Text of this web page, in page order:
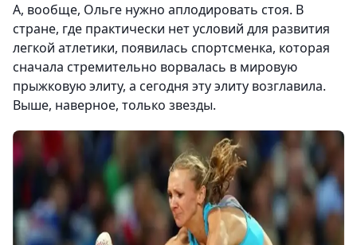
А, вообще, Ольге нужно аплодировать стоя. В
стране, где практически нет условий для развития
легкой атлетики, появилась спортсменка, которая
сначала стремительно ворвалась в мировую
прыжковую элиту, а сегодня эту элиту возглавила.
Выше, наверное, только звезды.